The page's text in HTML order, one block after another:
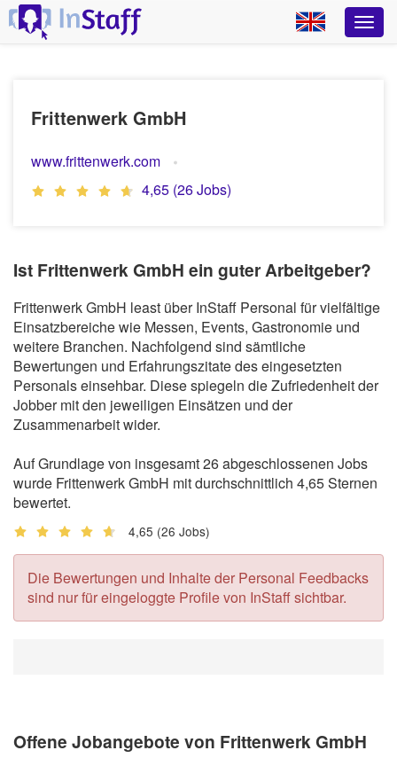
Frittenwerk GmbH
www.frittenwerk.com
4,65 (26 Jobs)
Ist Frittenwerk GmbH ein guter Arbeitgeber?
Frittenwerk GmbH least über InStaff Personal für vielfältige
Einsatzbereiche wie Messen, Events, Gastronomie und
weitere Branchen. Nachfolgend sind sämtliche
Bewertungen und Erfahrungszitate des eingesetzten
Personals einsehbar. Diese spiegeln die Zufriedenheit der
Jobber mit den jeweiligen Einsätzen und der
Zusammenarbeit wider.
Auf Grundlage von insgesamt 26 abgeschlossenen Jobs
wurde Frittenwerk GmbH mit durchschnittlich 4,65 Sternen
bewertet.
4,65 (26 Jobs)
Die Bewertungen und Inhalte der Personal Feedbacks
sind nur für eingeloggte Profile von InStaff sichtbar.
Offene Jobangebote von Frittenwerk GmbH